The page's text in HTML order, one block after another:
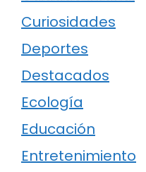
Curiosidades
Deportes
Destacados
Ecología
Educación
Entretenimiento